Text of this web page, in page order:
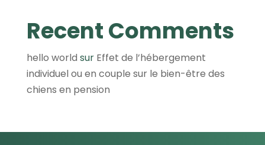
Recent Comments
hello world sur Effet de l’hébergement
individuel ou en couple sur le bien-être des
chiens en pension